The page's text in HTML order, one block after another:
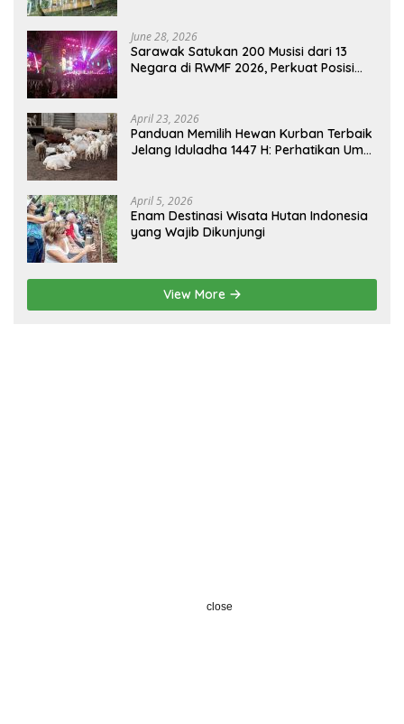
June 28, 2026
Sarawak Satukan 200 Musisi dari 13
Negara di RWMF 2026, Perkuat Posisi
April 23, 2026
Panduan Memilih Hewan Kurban Terbaik
Jelang Iduladha 1447 H: Perhatikan Umur
April 5, 2026
Enam Destinasi Wisata Hutan Indonesia
yang Wajib Dikunjungi
View More
close